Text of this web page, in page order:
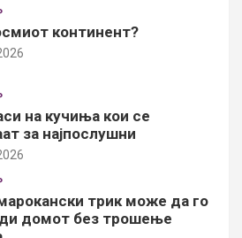
континент?
на кучиња кои се
за најпослушни
трик може да го
домот без трошење